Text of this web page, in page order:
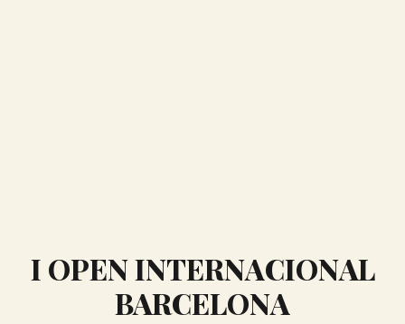
I OPEN INTERNACIONAL
BARCELONA